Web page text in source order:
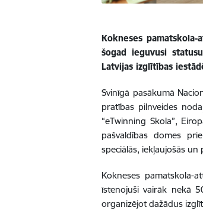
Kokneses
šogad ieguvusi
Latvijas izglītības
Svinīgā pasākumā
pratības pilnveides
“eTwinning Skola”,
pašvaldības domes
speciālās, iekļaujošās
Kokneses
īstenojuši vairāk nekā
organizējot dažādus